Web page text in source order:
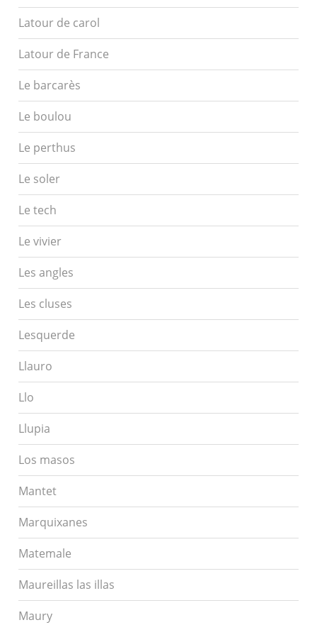
Latour de carol
Latour de France
Le barcarès
Le boulou
Le perthus
Le soler
Le tech
Le vivier
Les angles
Les cluses
Lesquerde
Llauro
Llo
Llupia
Los masos
Mantet
Marquixanes
Matemale
Maureillas las illas
Maury